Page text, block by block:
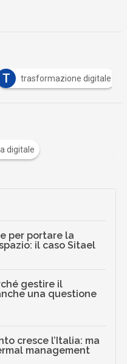
T trasformazione digitale
digitale
per portare la
il caso Sitael
gestire il
una questione
cresce l’Italia: ma
management